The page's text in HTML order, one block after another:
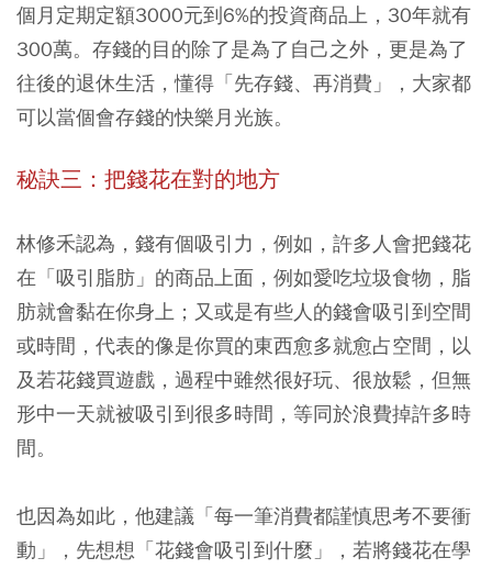
個月定期定額3000元到6%的投資商品上，30年就有
300萬。存錢的目的除了是為了自己之外，更是為了
往後的退休生活，懂得「先存錢、再消費」，大家都
可以當個會存錢的快樂月光族。
秘訣三：把錢花在對的地方
林修禾認為，錢有個吸引力，例如，許多人會把錢花
在「吸引脂肪」的商品上面，例如愛吃垃圾食物，脂
肪就會黏在你身上；又或是有些人的錢會吸引到空間
或時間，代表的像是你買的東西愈多就愈占空間，以
及若花錢買遊戲，過程中雖然很好玩、很放鬆，但無
形中一天就被吸引到很多時間，等同於浪費掉許多時
間。
也因為如此，他建議「每一筆消費都謹慎思考不要衝
動」，先想想「花錢會吸引到什麼」，若將錢花在學